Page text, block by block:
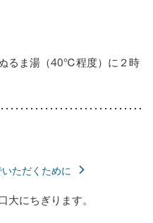
るま湯（40℃程度）に２時
ただくために
大にちぎります。